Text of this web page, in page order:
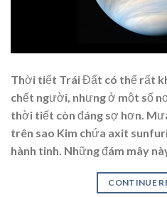
Thời tiết Trái Đất có thể rất
chết người, nhưng ở một số
thời tiết còn đáng sợ hơn.
trên sao Kim chứa axit
hành tinh. Những đám mây
CONTINUE